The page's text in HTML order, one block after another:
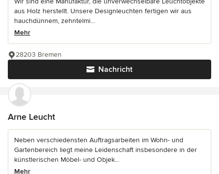
aus Holz herstellt. Unsere Designleuchten fertigen wir aus
hauchdünnem, zehntelmi...
Mehr
Nachricht
28203 Bremen
Arne Leucht
Neben verschiedensten Auftragsarbeiten im Wohn- und
Gartenbereich liegt meine Leidenschaft insbesondere in der
künstlerischen Möbel- und Objek...
Mehr